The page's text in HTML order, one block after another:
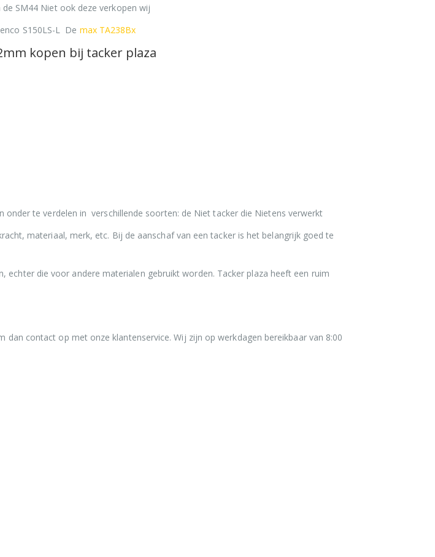
SM44 Niet ook deze verkopen wij
S150LS-L De max TA238Bx
kopen bij tacker plaza
te verdelen in verschillende soorten: de Niet tacker die Nietens verwerkt
materiaal, merk, etc. Bij de aanschaf van een tacker is het belangrijk goed te
die voor andere materialen gebruikt worden. Tacker plaza heeft een ruim
contact op met onze klantenservice. Wij zijn op werkdagen bereikbaar van 8:00